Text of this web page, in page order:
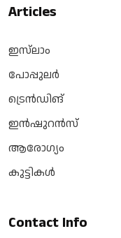
Articles
ഇസ്‌ലാം
പോപ്പുലർ
ട്രെൻഡിങ്
ഇൻഷുറൻസ്
ആരോഗ്യം
കുട്ടികൾ
Contact Info